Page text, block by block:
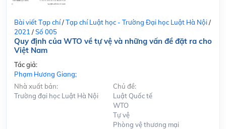
Bài viết Tạp chí/Tạp chí Luật học - Trường Đại học Luật Hà Nội/
2021 /Số 005
Quy định của WTO về tự vệ và những vấn đề đặt ra cho
Việt Nam
Tác giả:
Phạm Hương Giang;
Nhà xuất bản:
Trường đại học Luật Hà Nội
Chủ đề:
Luật Quốc tế
WTO
Tự vệ
Phòng vệ thương mại